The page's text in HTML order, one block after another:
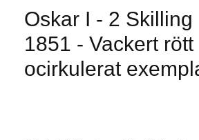
Oskar I - 2 Skilling
1851 - Vackert rött
ocirkulerat